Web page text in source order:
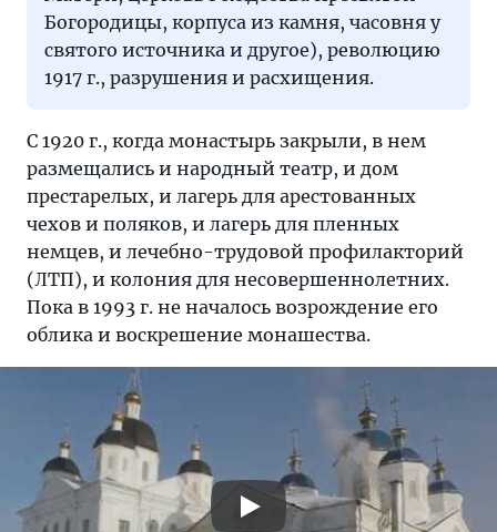
Богородицы, корпуса из камня, часовня у
святого источника и другое), революцию
1917 г., разрушения и расхищения.
С 1920 г., когда монастырь закрыли, в нем
размещались и народный театр, и дом
престарелых, и лагерь для арестованных
чехов и поляков, и лагерь для пленных
немцев, и лечебно-трудовой профилакторий
(ЛТП), и колония для несовершеннолетних.
Пока в 1993 г. не началось возрождение его
облика и воскрешение монашества.